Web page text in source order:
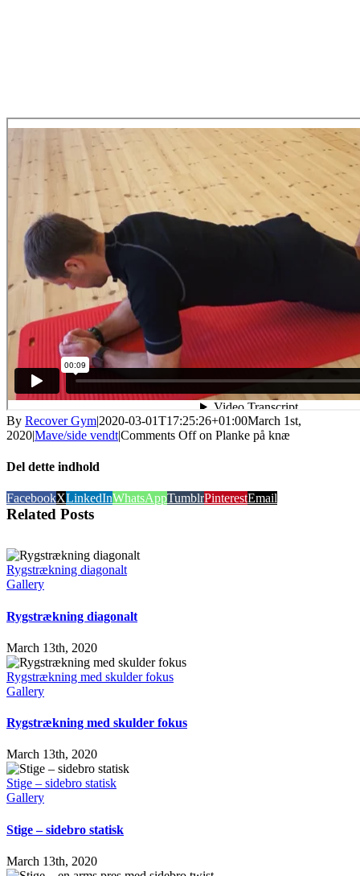
By Recover Gym|2020-03-01T17:25:26+01:00March 1st,
2020|Mave/side vendt|Comments Offon Planke på knæ
Del dette indhold
FacebookXLinkedInWhatsAppTumblrPinterestEmail
Related Posts
Rygstrækning diagonalt
Gallery
Rygstrækning diagonalt
March 13th, 2020
Rygstrækning med skulder fokus
Gallery
Rygstrækning med skulder fokus
March 13th, 2020
Stige – sidebro statisk
Gallery
Stige – sidebro statisk
March 13th, 2020